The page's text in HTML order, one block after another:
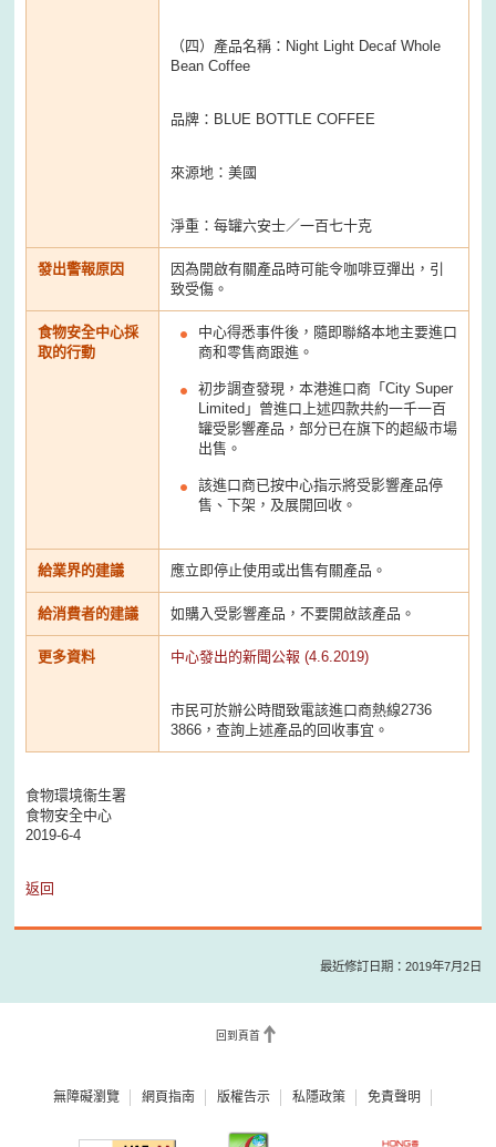
（四）產品名稱：Night Light Decaf Whole
Bean Coffee
品牌：BLUE BOTTLE COFFEE
來源地：美國
淨重：每罐六安士／一百七十克
發出警報原因
因為開啟有關產品時可能令咖啡豆彈出，引
致受傷。
食物安全中心採
取的行動
中心得悉事件後，隨即聯絡本地主要進口
商和零售商跟進。
初步調查發現，本港進口商「City Super
Limited」曾進口上述四款共約一千一百
罐受影響產品，部分已在旗下的超級市場
出售。
該進口商已按中心指示將受影響產品停
售、下架，及展開回收。
給業界的建議 應立即停止使用或出售有關產品。
給消費者的建議 如購入受影響產品，不要開啟該產品。
更多資料 中心發出的新聞公報 (4.6.2019)
市民可於辦公時間致電該進口商熱線2736
3866，查詢上述產品的回收事宜。
食物環境衞生署
食物安全中心
2019-6-4
返回
最近修訂日期：2019年7月2日
回到頁首
無障礙瀏覽 網頁指南 版權告示 私隱政策 免責聲明